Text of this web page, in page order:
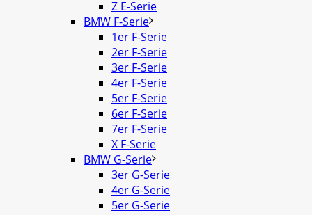
Z E-Serie
BMW F-Serie
1er F-Serie
2er F-Serie
3er F-Serie
4er F-Serie
5er F-Serie
6er F-Serie
7er F-Serie
X F-Serie
BMW G-Serie
3er G-Serie
4er G-Serie
5er G-Serie